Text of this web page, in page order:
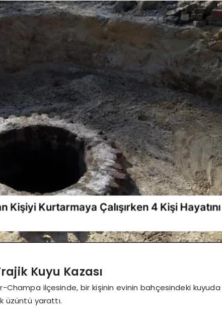
Kuyu Kazası
Champa ilçesinde, bir kişinin evinin bahçesindeki kuyuda
üzüntü yarattı.